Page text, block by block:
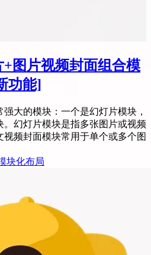
图片视频封面组合模
功能]
大的模块：一个是幻灯片模块，
。幻灯片模块是指多张图片或视频
频封面模块常用于单个或多个图
块化布局